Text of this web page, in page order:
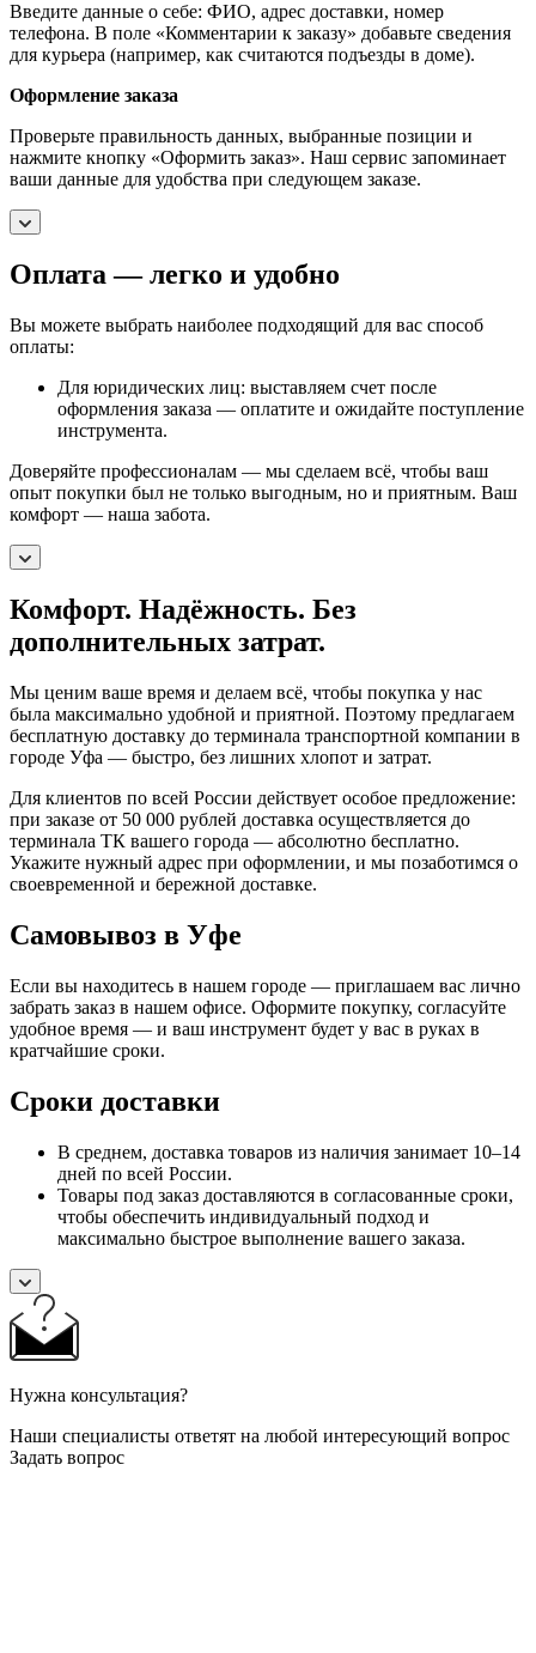
Введите данные о себе: ФИО, адрес доставки, номер
телефона. В поле «Комментарии к заказу» добавьте сведения
для курьера (например, как считаются подъезды в доме).
Оформление заказа
Проверьте правильность данных, выбранные позиции и
нажмите кнопку «Оформить заказ». Наш сервис запоминает
ваши данные для удобства при следующем заказе.
Оплата — легко и удобно
Вы можете выбрать наиболее подходящий для вас способ
оплаты:
Для юридических лиц: выставляем счет после
оформления заказа — оплатите и ожидайте поступление
инструмента.
Доверяйте профессионалам — мы сделаем всё, чтобы ваш
опыт покупки был не только выгодным, но и приятным. Ваш
комфорт — наша забота.
Комфорт. Надёжность. Без
дополнительных затрат.
Мы ценим ваше время и делаем всё, чтобы покупка у нас
была максимально удобной и приятной. Поэтому предлагаем
бесплатную доставку до терминала транспортной компании в
городе Уфа — быстро, без лишних хлопот и затрат.
Для клиентов по всей России действует особое предложение:
при заказе от 50 000 рублей доставка осуществляется до
терминала ТК вашего города — абсолютно бесплатно.
Укажите нужный адрес при оформлении, и мы позаботимся о
своевременной и бережной доставке.
Самовывоз в Уфе
Если вы находитесь в нашем городе — приглашаем вас лично
забрать заказ в нашем офисе. Оформите покупку, согласуйте
удобное время — и ваш инструмент будет у вас в руках в
кратчайшие сроки.
Сроки доставки
В среднем, доставка товаров из наличия занимает 10–14
дней по всей России.
Товары под заказ доставляются в согласованные сроки,
чтобы обеспечить индивидуальный подход и
максимально быстрое выполнение вашего заказа.
Нужна консультация?
Наши специалисты ответят на любой интересующий вопрос
Задать вопрос